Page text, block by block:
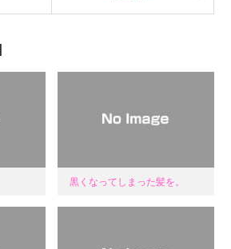
黒くなってしまった髪を。